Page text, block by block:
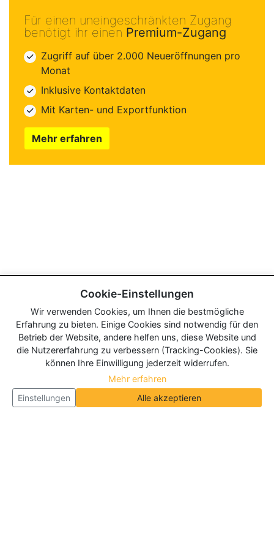
Für einen uneingeschränkten Zugang
benötigt ihr einen Premium-Zugang
Zugriff auf über 2.000 Neueröffnungen pro
Monat
Inklusive Kontaktdaten
Mit Karten- und Exportfunktion
Mehr erfahren
Cookie-Einstellungen
Wir verwenden Cookies, um Ihnen die bestmögliche
Erfahrung zu bieten. Einige Cookies sind notwendig für den
Betrieb der Website, andere helfen uns, diese Website und
die Nutzererfahrung zu verbessern (Tracking-Cookies). Sie
können Ihre Einwilligung jederzeit widerrufen.
Mehr erfahren
Einstellungen
Alle akzeptieren